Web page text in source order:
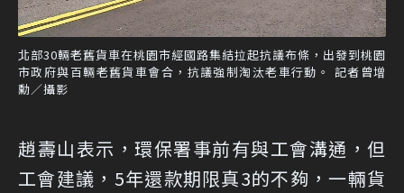
北部30輛老舊貨車在桃園市經國路集結拉起抗議布條，出發到桃園
市政府與百輛老舊貨車會合，抗議強制淘汰老車行動。 記者曾增
勳／攝影
趙壽山表示，環保署事前有與工會溝通，但
工會建議，5年還款期限真3的不夠，一輛貨